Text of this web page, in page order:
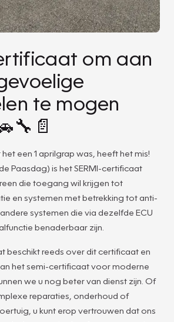
om aan
te mogen
een 1 aprilgrap was, heeft het mis!
Paasdag) is het SERMI-certificaat
die toegang wil krijgen tot
en systemen met betrekking tot anti-
systemen die via dezelfde ECU
benaderbaar zijn.
beschikt reeds over dit certificaat en
het semi-certificaat voor moderne
we u nog beter van dienst zijn. Of
reparaties, onderhoud of
u kunt erop vertrouwen dat ons